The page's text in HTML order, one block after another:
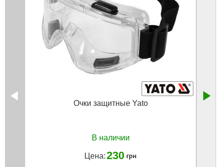
Очки защитные Yato
В наличии
Цена:230 грн